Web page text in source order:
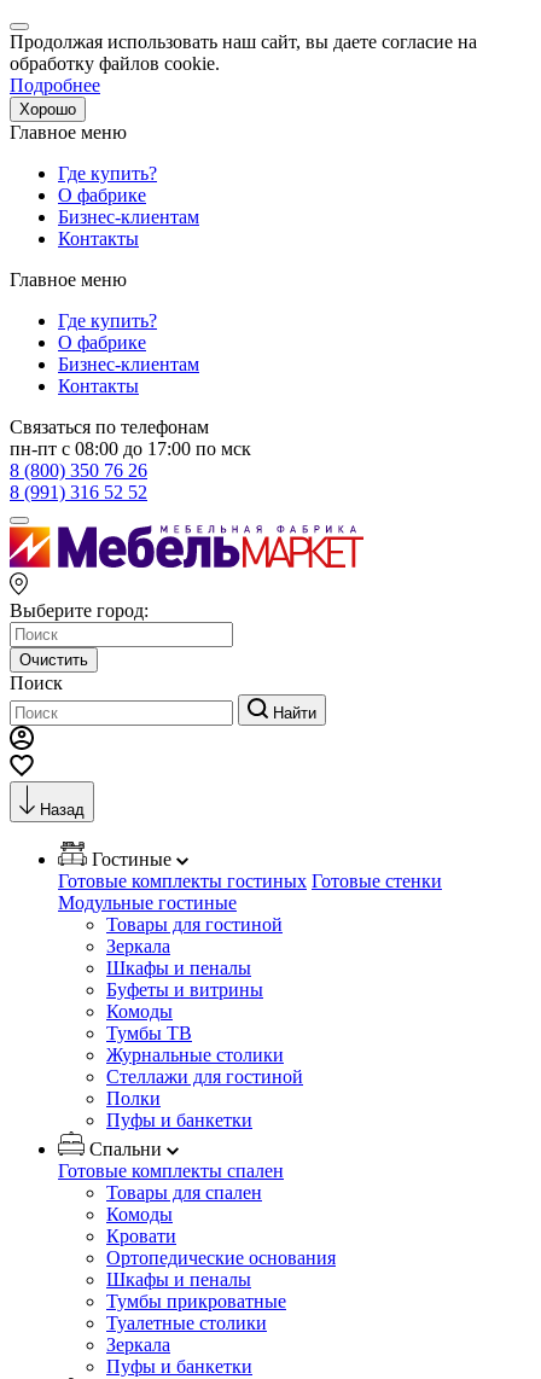
Продолжая использовать наш сайт, вы даете согласие на
обработку файлов cookie.
Подробнее
Хорошо
Главное меню
Где купить?
О фабрике
Бизнес-клиентам
Контакты
Главное меню
Где купить?
О фабрике
Бизнес-клиентам
Контакты
Связаться по телефонам
пн-пт с 08:00 до 17:00 по мск
8 (800) 350 76 26
8 (991) 316 52 52
Выберите город:
Очистить
Поиск
Найти
Назад
Гостиные
Готовые комплекты гостиных Готовые стенки
Модульные гостиные
Товары для гостиной
Зеркала
Шкафы и пеналы
Буфеты и витрины
Комоды
Тумбы ТВ
Журнальные столики
Стеллажи для гостиной
Полки
Пуфы и банкетки
Спальни
Готовые комплекты спален
Товары для спален
Комоды
Кровати
Ортопедические основания
Шкафы и пеналы
Тумбы прикроватные
Туалетные столики
Зеркала
Пуфы и банкетки